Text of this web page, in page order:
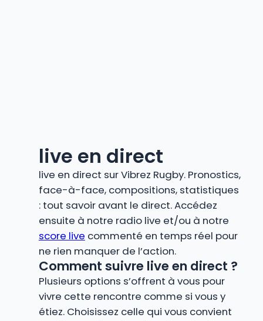
live en direct
live en direct sur Vibrez Rugby. Pronostics,
face-à-face, compositions, statistiques
: tout savoir avant le direct. Accédez
ensuite à notre radio live et/ou à notre
score live commenté en temps réel pour
ne rien manquer de l’action.
Comment suivre live en direct ?
Plusieurs options s’offrent à vous pour
vivre cette rencontre comme si vous y
étiez. Choisissez celle qui vous convient